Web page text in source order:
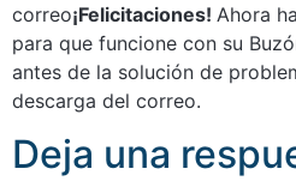
correo¡Felicitaciones! Ahora
para que funcione con su
antes de la solución de
descarga del correo.
Deja una